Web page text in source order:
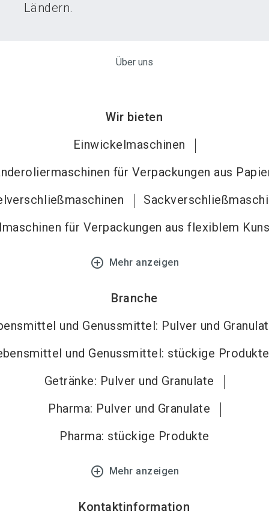
Ländern.
Über uns
Wir bieten
Einwickelmaschinen
für Verpackungen aus
für Verpackungen aus flexiblem
add_circle_outline Mehr anzeigen
Branche
und Genussmittel: Pulver und
und Genussmittel: stückige Produkte
Getränke: Pulver und Granulate
Pharma: Pulver und Granulate
Pharma: stückige Produkte
add_circle_outline Mehr anzeigen
Kontaktinformation